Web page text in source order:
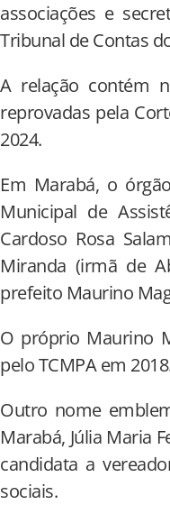
associações e
Tribunal de Contas
A relação contém
reprovadas pela
2024.
Em Marabá, o
Municipal de
Cardoso Rosa
Miranda (irmã de
prefeito Maurino
O próprio Maurino
pelo TCMPA em
Outro nome
Marabá, Júlia Maria
candidata a
sociais.